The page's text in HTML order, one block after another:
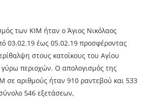
των ΚΙΜ ήταν ο Άγιος Νικόλαος
03.02.19 έως 05.02.19 προσφέροντας
στους κατοίκους του Αγίου
περιοχών. Ο απολογισμός της
σε αριθμούς ήταν 910 ραντεβού και 533
546 εξετάσεων,